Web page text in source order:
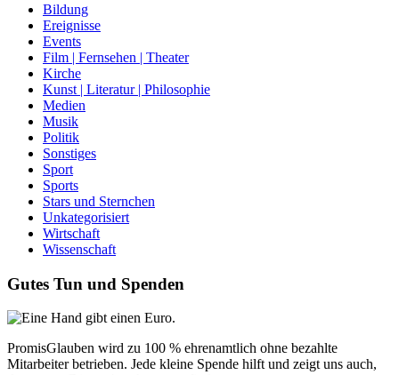
Bildung
Ereignisse
Events
Film | Fernsehen | Theater
Kirche
Kunst | Literatur | Philosophie
Medien
Musik
Politik
Sonstiges
Sport
Sports
Stars und Sternchen
Unkategorisiert
Wirtschaft
Wissenschaft
Gutes Tun und Spenden
PromisGlauben wird zu 100 % ehrenamtlich ohne bezahlte
Mitarbeiter betrieben. Jede kleine Spende hilft und zeigt uns auch,